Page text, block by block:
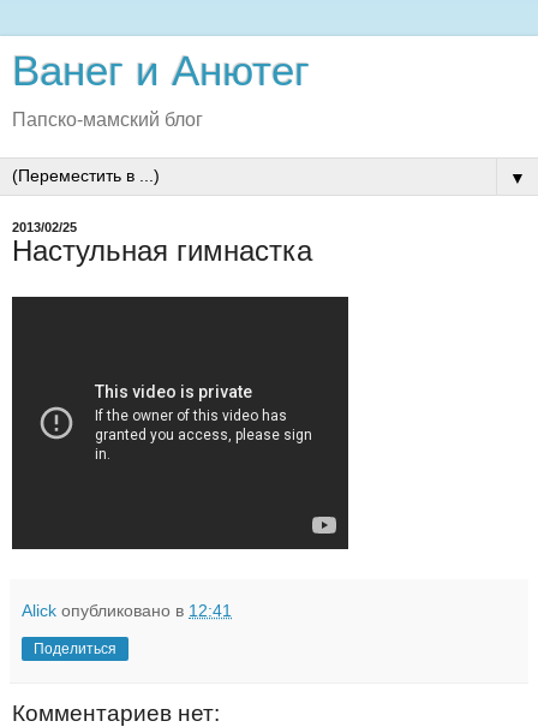
Ванег и Анютег
Папско-мамский блог
▼
2013/02/25
Настульная гимнастка
Alick опубликовано в 12:41
Поделиться
Комментариев нет: